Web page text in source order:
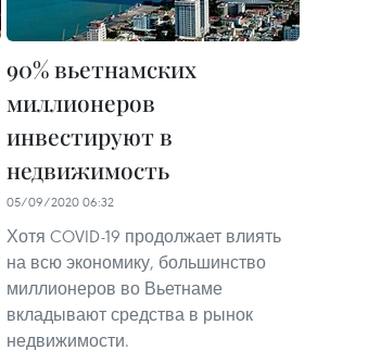
90% вьетнамских
миллионеров
инвестируют в
недвижимость
05/09/2020 06:32
Хотя COVID-19 продолжает влиять
на всю экономику, большинство
миллионеров во Вьетнаме
вкладывают средства в рынок
недвижимости.